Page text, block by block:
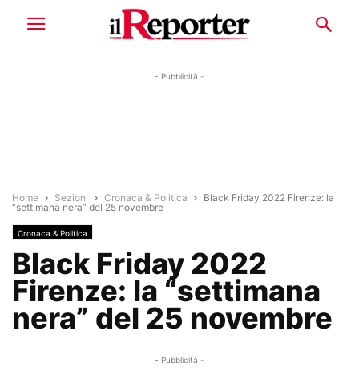
- Pubblicità -
Home Sezioni Cronaca & Politica
Black Friday 2022 Firenze: la
“settimana nera” del 25 novembre
Cronaca & Politica
Black Friday 2022
Firenze: la “settimana
nera” del 25 novembre
- Pubblicità -